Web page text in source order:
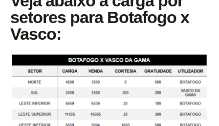
setores para Botafogo x
Vasco: